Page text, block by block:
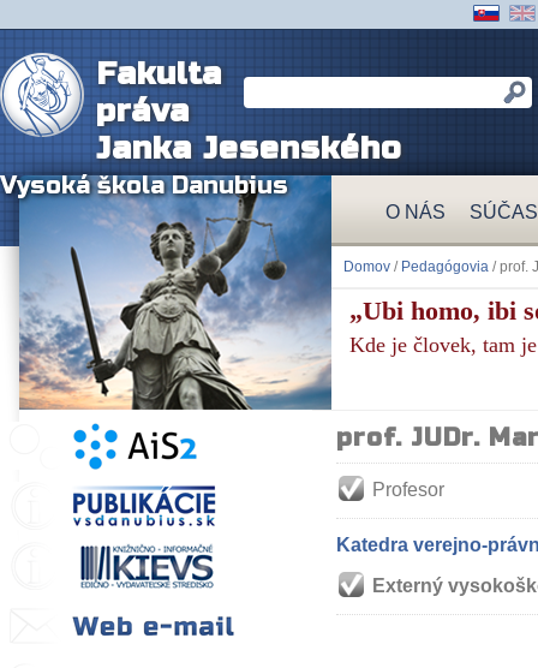
Fakulta
práva
Janka Jesenského
Vysoká škola Danubius
O NÁS
Domov / Pedagógovia / prof.
„Ubi homo, ibi
Kde je človek, tam
prof. JUDr.
Profesor
Katedra verejno-
Externý